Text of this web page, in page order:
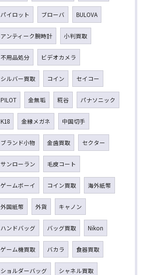
パイロット ブローバ BULOVA
アンティーク腕時計 小判買取
不用品処分 ビデオカメラ
シルバー買取 コイン セイコー
PILOT 金無垢 糀谷 パナソニック
K18 金縁メガネ 中国切手
ブランド小物 金歯買取 セクター
サンローラン 毛皮コート
ゲームボーイ コイン買取 海外紙幣
外国紙幣 外貨 キャノン
ハンドバッグ バッグ買取 Nikon
ゲーム機買取 バカラ 食器買取
ショルダーバッグ シャネル買取